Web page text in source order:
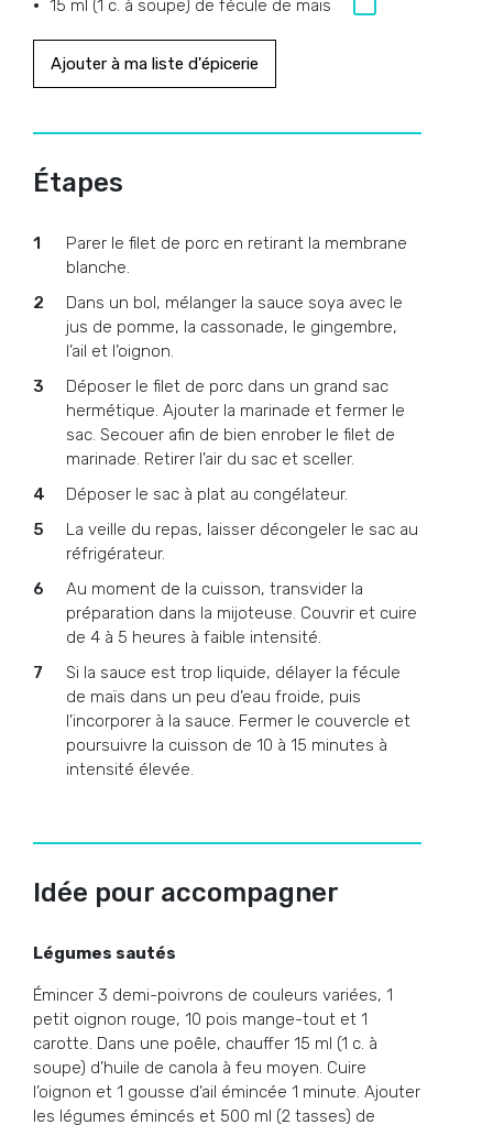
15 ml (1 c. à soupe) de fécule de maïs
Ajouter à ma liste d'épicerie
Étapes
Parer le filet de porc en retirant la membrane
blanche.
Dans un bol, mélanger la sauce soya avec le
jus de pomme, la cassonade, le gingembre,
l’ail et l’oignon.
Déposer le filet de porc dans un grand sac
hermétique. Ajouter la marinade et fermer le
sac. Secouer afin de bien enrober le filet de
marinade. Retirer l’air du sac et sceller.
Déposer le sac à plat au congélateur.
La veille du repas, laisser décongeler le sac au
réfrigérateur.
Au moment de la cuisson, transvider la
préparation dans la mijoteuse. Couvrir et cuire
de 4 à 5 heures à faible intensité.
Si la sauce est trop liquide, délayer la fécule
de maïs dans un peu d’eau froide, puis
l’incorporer à la sauce. Fermer le couvercle et
poursuivre la cuisson de 10 à 15 minutes à
intensité élevée.
Idée pour accompagner
Légumes sautés
Émincer 3 demi-poivrons de couleurs variées, 1
petit oignon rouge, 10 pois mange-tout et 1
carotte. Dans une poêle, chauffer 15 ml (1 c. à
soupe) d’huile de canola à feu moyen. Cuire
l’oignon et 1 gousse d’ail émincée 1 minute. Ajouter
les légumes émincés et 500 ml (2 tasses) de